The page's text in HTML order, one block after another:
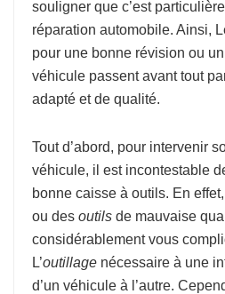
souligner que c’est
réparation automobile. Ainsi,
pour une bonne révision ou
véhicule passent avant tout
adapté et de qualité.
Tout d’abord, pour intervenir
véhicule, il est incontestable
bonne caisse à outils. En
ou des outils de mauvaise
considérablement vous
L’outillage nécessaire à une
d’un véhicule à l’autre.